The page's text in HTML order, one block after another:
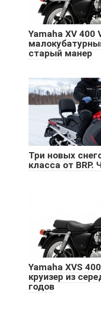
Yamaha XV 400
старый манер
Три новых
класса от BRP.
Yamaha XVS
круизер из
годов